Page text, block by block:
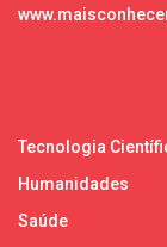
Tecnologia
Humanidades
Saúde